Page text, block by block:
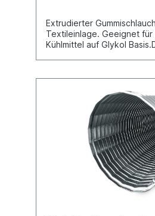
Eisenoxyd Silikon-Gummi,
Ölbeständigkeit,
Flammbeständigkeit, gute
Temperaturreduktion,
kleinen Mengen von
ca. 20
20
für 15-30 Sek.
Extrudierter
Textileinlage. Geeignet für
Kühlmittel auf Glykol